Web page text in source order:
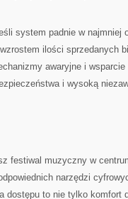
system padnie w najmniej
ilości sprzedanych
awaryjne i
i wysoką
festiwal muzyczny w
narzędzi
dostępu to nie tylko komfort